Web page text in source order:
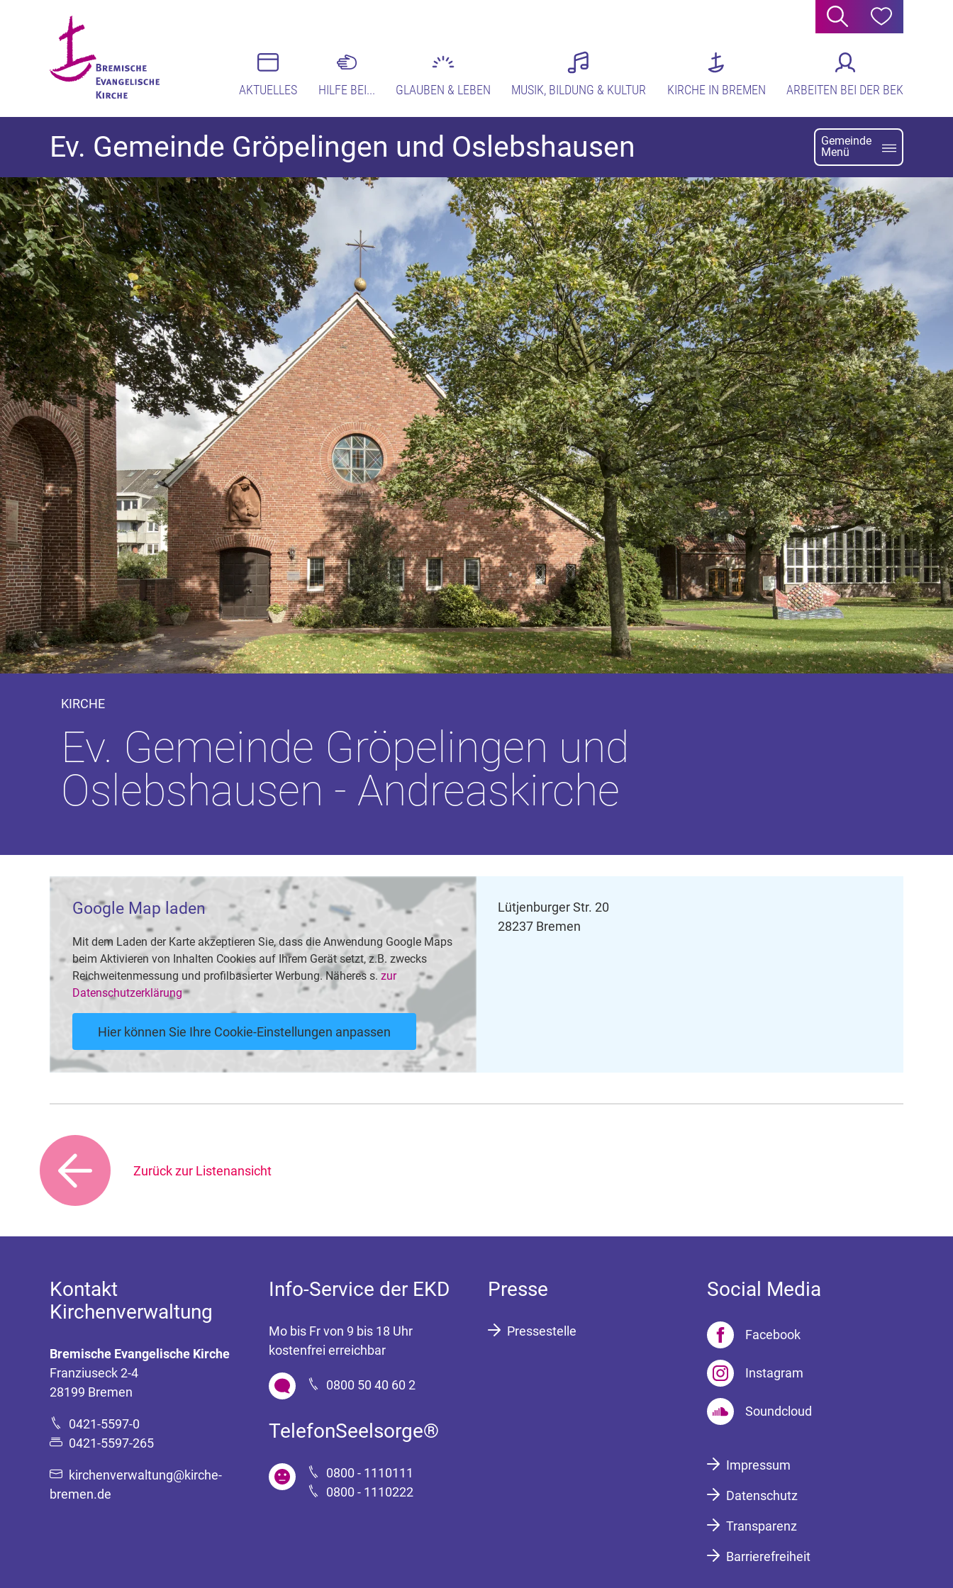
Suche Hilfe
AKTUELLES HILFE BEI... GLAUBEN & LEBEN MUSIK, BILDUNG & KULTUR KIRCHE IN BREMEN ARBEITEN BEI DER BEK
Ev. Gemeinde Gröpelingen und Oslebshausen
Gemeinde
Menü
KIRCHE
Ev. Gemeinde Gröpelingen und
Oslebshausen - Andreaskirche
Google Map laden
Mit dem Laden der Karte akzeptieren Sie, dass die Anwendung Google Maps
beim Aktivieren von Inhalten Cookies auf Ihrem Gerät setzt, z.B. zwecks
Reichweitenmessung und profilbasierter Werbung. Näheres s.zur
Datenschutzerklärung
Hier können Sie Ihre Cookie-Einstellungen anpassen
Lütjenburger Str. 20
28237 Bremen
Zurück zur Listenansicht
Kontakt
Kirchenverwaltung
Bremische Evangelische Kirche
Franziuseck 2-4
28199 Bremen
0421-5597-0
0421-5597-265
kirchenverwaltung@kirche-
bremen.de
Info-Service der EKD
Mo bis Fr von 9 bis 18 Uhr
kostenfrei erreichbar
0800 50 40 60 2
TelefonSeelsorge®
0800 - 1110111
0800 - 1110222
Presse
Pressestelle
Social Media
Facebook
Instagram
Soundcloud
Impressum
Datenschutz
Transparenz
Barrierefreiheit